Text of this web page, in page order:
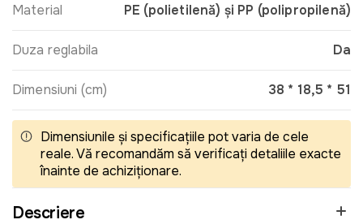
Material PE (polietilenă) și PP (polipropilenă)
Duza reglabila Da
Dimensiuni (cm) 38 * 18,5 * 51
Dimensiunile și specificațiile pot varia de cele
reale. Vă recomandăm să verificați detaliile exacte
înainte de achiziționare.
Descriere